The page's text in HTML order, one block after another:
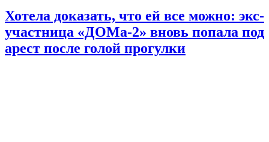
Хотела доказать, что ей все можно: экс-
участница «ДОМа-2» вновь попала под
арест после голой прогулки